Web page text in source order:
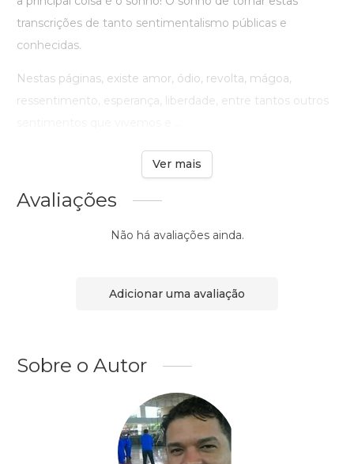
transcrições de tanto sentimentalismo públicas e
conhecidas.
Nestas páginas, existe amor, ódio, revolta, mágoa,
ressentimento, esperança, liberdade, entre tantos outros
Ver mais
Avaliações
Não há avaliações ainda.
Adicionar uma avaliação
Sobre o Autor